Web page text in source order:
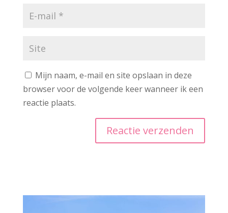
Mijn naam, e-mail en site opslaan in deze
browser voor de volgende keer wanneer ik een
reactie plaats.